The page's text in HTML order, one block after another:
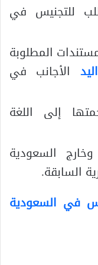
للتجنيس في
المطلوبة
الأجانب في
إلى اللغة
السعودية
السابقة.
في السعودية